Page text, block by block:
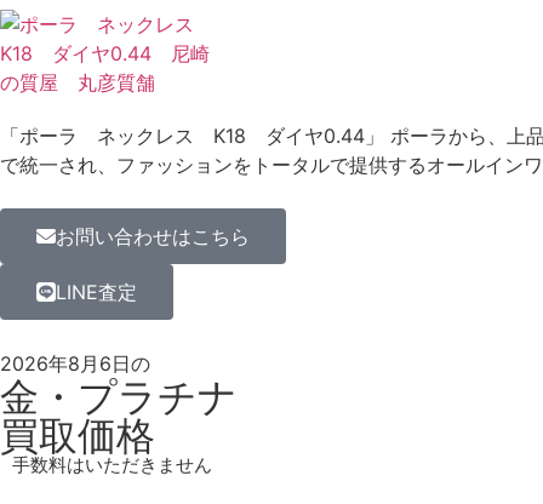
「ポーラ ネックレス K18 ダイヤ0.44」 ポーラから、上品
で統一され、ファッションをトータルで提供するオールイン
お問い合わせはこちら
LINE査定
2026年8月6日の
金・プラチナ
買取価格
手数料はいただきません